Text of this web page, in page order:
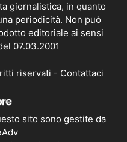
giornalistica, in quanto
periodicità. Non può
editoriale ai sensi
07.03.2001
riservati - Contattaci
sito sono gestite da